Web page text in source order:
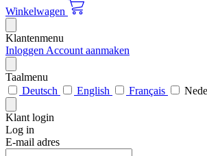
Winkelwagen
Klantenmenu
Inloggen Account aanmaken
Taalmenu
Deutsch
English Français
Klant login
Log in
E-mail adres